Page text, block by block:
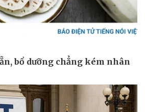
Vũ khí
Việt Nam
Phân tích